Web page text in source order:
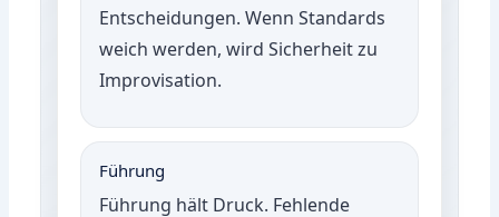
Entscheidungen. Wenn Standards
weich werden, wird Sicherheit zu
Improvisation.
Führung
Führung hält Druck. Fehlende